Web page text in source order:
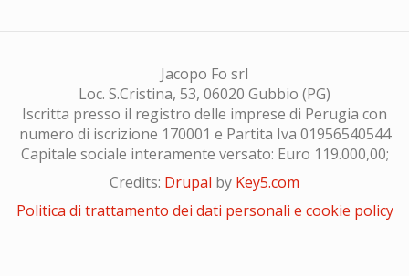
Jacopo Fo srl
Loc. S.Cristina, 53, 06020 Gubbio (PG)
Iscritta presso il registro delle imprese di Perugia con
numero di iscrizione 170001 e Partita Iva 01956540544
Capitale sociale interamente versato: Euro 119.000,00;
Credits: Drupal by Key5.com
Politica di trattamento dei dati personali e cookie policy